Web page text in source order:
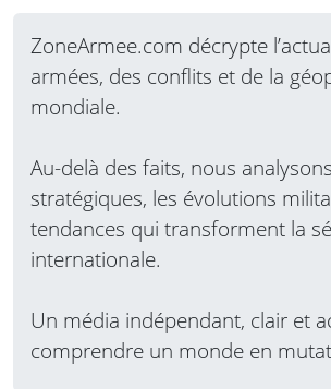
ZoneArmee.com décrypte
armées, des conflits et de la
mondiale.
Au-delà des faits, nous
stratégiques, les évolutions
tendances qui transforment la
internationale.
Un média indépendant, clair et
comprendre un monde en